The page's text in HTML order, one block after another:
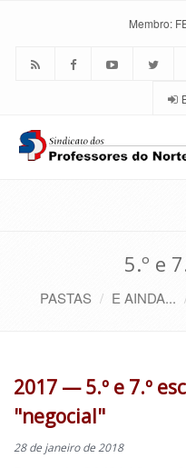
Membro:
5.º e
PASTAS E AINDA...
2017 — 5.º e 7.º
"negocial"
28 de janeiro de 2018